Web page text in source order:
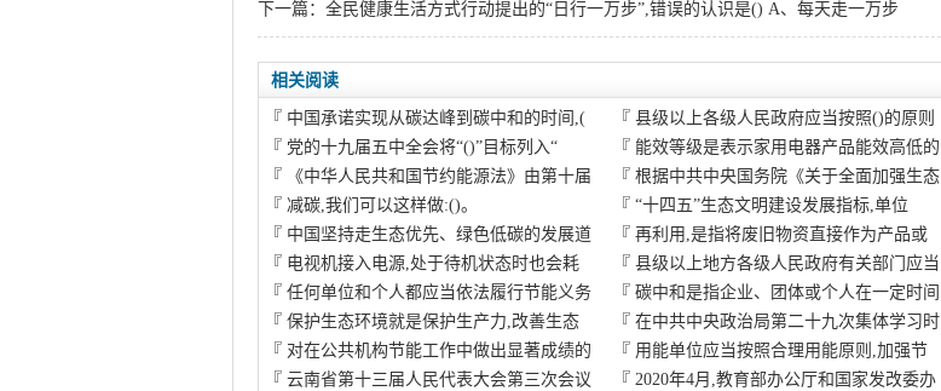
下一篇： 全民健康生活方式行动提出的“日行一万步”,错误的认识是() A、每天走一万步
相关阅读
『 中国承诺实现从碳达峰到碳中和的时间,( 『县级以上各级人民政府应当按照()的原则
『 党的十九届五中全会将“()”目标列入“ 『 能效等级是表示家用电器产品能效高低的
『
《中华人民共和国节约能源法》由第十届 『根据中共中央国务院《关于全面加强生态
『 减碳,我们可以这样做:()。 『“十四五”生态文明建设发展指标,单位
『 中国坚持走生态优先、绿色低碳的发展道 『再利用,是指将废旧物资直接作为产品或
『 电视机接入电源,处于待机状态时也会耗 『县级以上地方各级人民政府有关部门应当
『 任何单位和个人都应当依法履行节能义务 『碳中和是指企业、团体或个人在一定时间
『 保护生态环境就是保护生产力,改善生态 『在中共中央政治局第二十九次集体学习时
『 对在公共机构节能工作中做出显著成绩的 『 用能单位应当按照合理用能原则,加强节
『 云南省第十三届人民代表大会第三次会议 『2020年4月,教育部办公厅和国家发改委办